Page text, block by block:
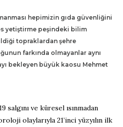
hepimizin gıda güvenliğini
yetiştirme peşindeki bilim
topraklardan şehre
farkında olmayanlar aynı
bekleyen büyük kaosu Mehmet
salgını ve küresel ısınmadan
olaylarıyla 21’inci yüzyılın ilk